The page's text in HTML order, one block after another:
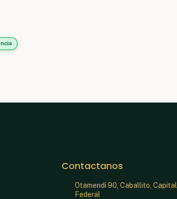
Contactanos
Otamendi 90, Caballito, Capital
Federal